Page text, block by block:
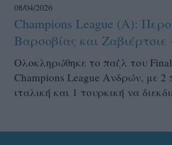
08/04/2026
Champions League (Α):
Βαρσοβίας και
Ολοκληρώθηκε το παζλ του
Champions League Ανδρών, με 2
ιταλική και 1 τουρκική να